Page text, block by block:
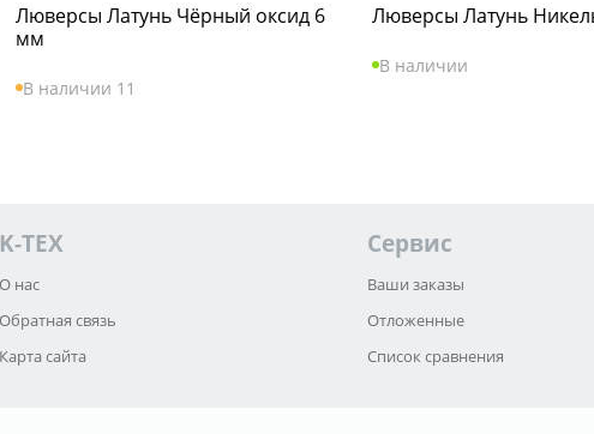
Люверсы Латунь Чёрный оксид 6
мм
В наличии 11
Люверсы Латунь
В наличии
K-TEX
О нас
Обратная связь
Карта сайта
Сервис
Ваши заказы
Отложенные
Список сравнения